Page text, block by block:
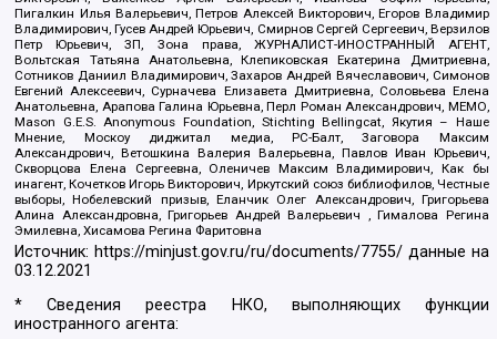
Пигалкин Илья Валерьевич, Петров Алексей Викторович, Егоров Владимир
Владимирович, Гусев Андрей Юрьевич, Смирнов Сергей Сергеевич, Верзилов
Петр Юрьевич, ЗП, Зона права, ЖУРНАЛИСТ-ИНОСТРАННЫЙ АГЕНТ,
Вольтская Татьяна Анатольевна, Клепиковская Екатерина Дмитриевна,
Сотников Даниил Владимирович, Захаров Андрей Вячеславович, Симонов
Евгений Алексеевич, Сурначева Елизавета Дмитриевна, Соловьева Елена
Анатольевна, Арапова Галина Юрьевна, Перл Роман Александрович, МЕМО,
Mason G.E.S. Anonymous Foundation, Stichting Bellingcat, Якутия – Наше
Мнение, Москоу диджитал медиа, РС-Балт, Заговора Максим
Александрович, Ветошкина Валерия Валерьевна, Павлов Иван Юрьевич,
Скворцова Елена Сергеевна, Оленичев Максим Владимирович, Как бы
инагент, Кочетков Игорь Викторович, Иркутский союз библиофилов, Честные
выборы, Нобелевский призыв, Еланчик Олег Александрович, Григорьева
Алина Александровна, Григорьев Андрей Валерьевич , Гималова Регина
Эмилевна, Хисамова Регина Фаритовна
Источник: https://minjust.gov.ru/ru/documents/7755/ данные на
03.12.2021
* Сведения реестра НКО, выполняющих функции
иностранного агента: